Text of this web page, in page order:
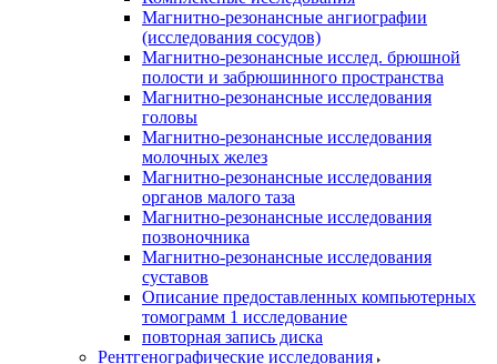
Магнитно-резонансные ангиографии
(исследования сосудов)
Магнитно-резонансные исслед. брюшной
полости и забрюшинного пространства
Магнитно-резонансные исследования
головы
Магнитно-резонансные исследования
молочных желез
Магнитно-резонансные исследования
органов малого таза
Магнитно-резонансные исследования
позвоночника
Магнитно-резонансные исследования
суставов
Описание предоставленных компьютерных
томограмм 1 исследование
повторная запись диска
Рентгенографические исследования